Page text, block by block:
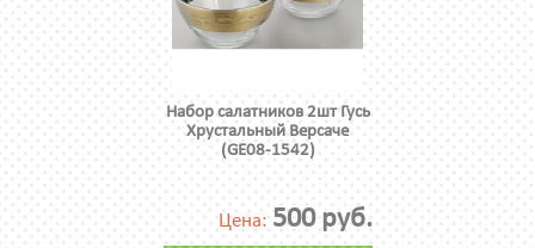
Набор салатников 2шт Гусь
Хрустальный Версаче
(GE08-1542)
Цена: 500 руб.